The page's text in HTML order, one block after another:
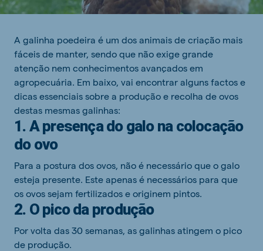
A galinha poedeira é um dos animais de criação mais
fáceis de manter, sendo que não exige grande
atenção nem conhecimentos avançados em
agropecuária. Em baixo, vai encontrar alguns factos e
dicas essenciais sobre a produção e recolha de ovos
destas mesmas galinhas:
1. A presença do galo na colocação
do ovo
Para a postura dos ovos, não é necessário que o galo
esteja presente. Este apenas é necessários para que
os ovos sejam fertilizados e originem pintos.
2. O pico da produção
Por volta das 30 semanas, as galinhas atingem o pico
de produção.